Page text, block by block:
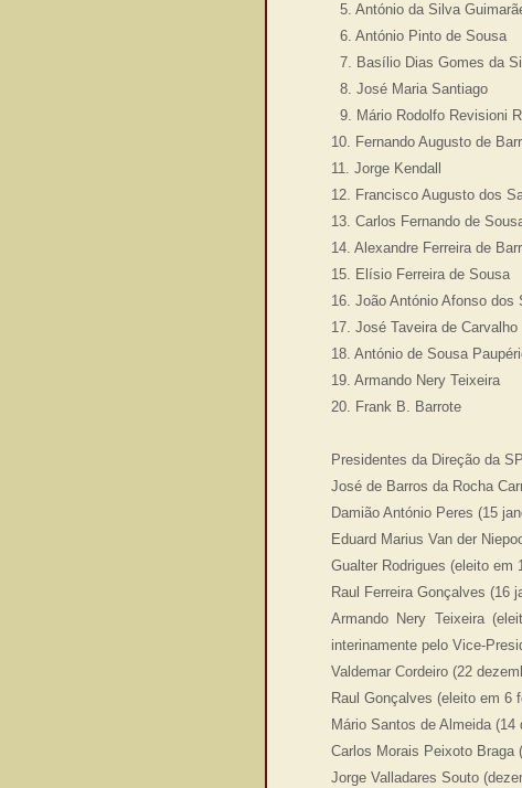
5. António da Silva
6. António Pinto de Sousa
7. Basílio Dias Gomes da
8. José Maria Santiago
9. Mário Rodolfo Revisioni
10. Fernando Augusto de
11. Jorge Kendall
12. Francisco Augusto dos
13. Carlos Fernando de
14. Alexandre Ferreira de
15. Elísio Ferreira de Sousa
16. João António Afonso dos
17. José Taveira de Carvalho
18. António de Sousa
19. Armando Nery Teixeira
20. Frank B. Barrote
Presidentes da Direção da
José de Barros da Rocha
Damião António Peres (15
Eduard Marius Van der
Gualter Rodrigues (eleito em
Raul Ferreira Gonçalves (16
Armando Nery Teixeira
interinamente pelo Vice-
Valdemar Cordeiro (22
Raul Gonçalves (eleito em 6
Mário Santos de Almeida
Carlos Morais Peixoto Braga
Jorge Valladares Souto